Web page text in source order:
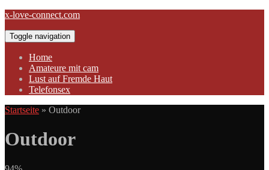
Skip
content
x-love-connect.com
Toggle navigation
Home
Amateure mit cam
Lust auf Fremde Haut
Telefonsex
Startseite » Outdoor
Outdoor